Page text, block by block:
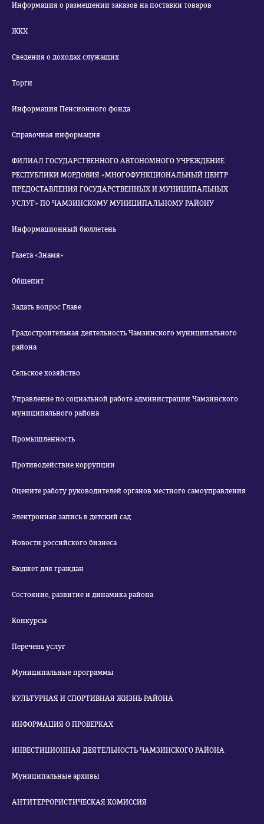
Информация о размещении заказов на поставки товаров
ЖКХ
Сведения о доходах служащих
Торги
Информация Пенсионного фонда
Справочная информация
ФИЛИАЛ ГОСУДАРСТВЕННОГО АВТОНОМНОГО УЧРЕЖДЕНИЕ
РЕСПУБЛИКИ МОРДОВИЯ «МНОГОФУНКЦИОНАЛЬНЫЙ ЦЕНТР
ПРЕДОСТАВЛЕНИЯ ГОСУДАРСТВЕННЫХ И МУНИЦИПАЛЬНЫХ
УСЛУГ» ПО ЧАМЗИНСКОМУ МУНИЦИПАЛЬНОМУ РАЙОНУ
Информационный бюллетень
Газета «Знамя»
Общепит
Задать вопрос Главе
Градостроительная деятельность Чамзинского муниципального
района
Сельское хозяйство
Управление по социальной работе администрации Чамзинского
муниципального района
Промышленность
Противодействие коррупции
Оцените работу руководителей органов местного самоуправления
Электронная запись в детский сад
Новости российского бизнеса
Бюджет для граждан
Состояние, развитие и динамика района
Конкурсы
Перечень услуг
Муниципальные программы
КУЛЬТУРНАЯ И СПОРТИВНАЯ ЖИЗНЬ РАЙОНА
ИНФОРМАЦИЯ О ПРОВЕРКАХ
ИНВЕСТИЦИОННАЯ ДЕЯТЕЛЬНОСТЬ ЧАМЗИНСКОГО РАЙОНА
Муниципальные архивы
АНТИТЕРРОРИСТИЧЕСКАЯ КОМИССИЯ